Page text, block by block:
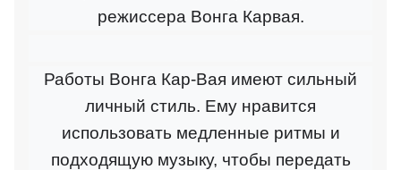
режиссера Вонга Карвая.
Работы Вонга Кар-Вая имеют сильный
личный стиль. Ему нравится
использовать медленные ритмы и
подходящую музыку, чтобы передать